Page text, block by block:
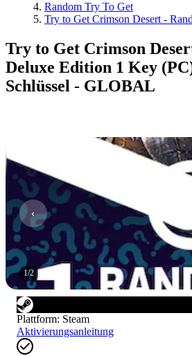
Random Try To Get
Try to Get Crimson Desert -
Try to Get Crimson
Deluxe Edition 1 Key
Schlüssel - GLOBAL
1/2
Plattform: Steam
Aktivierungsanleitung